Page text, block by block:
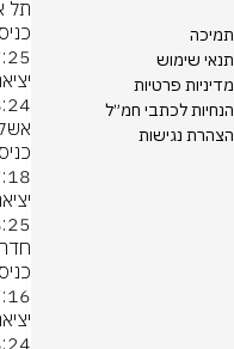
תמיכה
תנאי שימוש
מדיניות פרטיות
הנחיות לכתבי חמ״ל
הצהרת נגישות